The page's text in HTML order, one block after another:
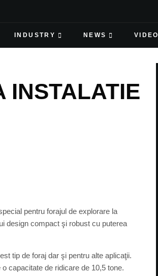
INDUSTRY NEWS VIDEO
INSTALATIE
pentru forajul de explorare la
design compact şi robust cu puterea
tip de foraj dar şi pentru alte aplicaţii.
capacitate de ridicare de 10,5 tone.